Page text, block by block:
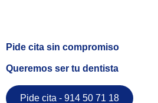
Pide cita sin compromiso
Queremos ser tu dentista
Pide cita - 914 50 71 18